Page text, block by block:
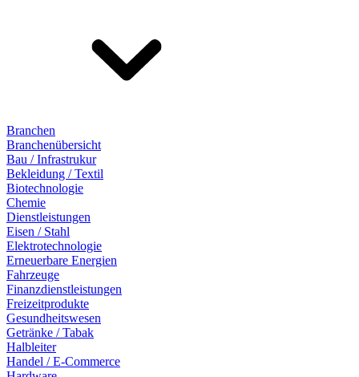
Branchen
Branchenübersicht
Bau / Infrastrukur
Bekleidung / Textil
Biotechnologie
Chemie
Dienstleistungen
Eisen / Stahl
Elektrotechnologie
Erneuerbare Energien
Fahrzeuge
Finanzdienstleistungen
Freizeitprodukte
Gesundheitswesen
Getränke / Tabak
Halbleiter
Handel / E-Commerce